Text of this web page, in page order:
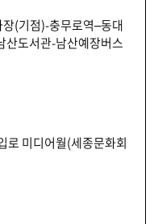
(기점)-충무로역–동대
산도서관-남산예장버스
로 미디어월(세종문화회